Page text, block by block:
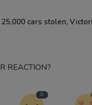
cars stolen,
REACTION?
0